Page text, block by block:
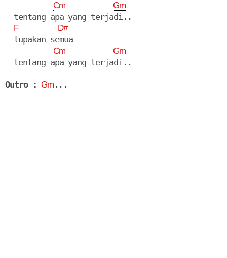
Cm Gm
  tentang apa yang terjadi..
F D#
  lupakan semua
Cm Gm
  tentang apa yang terjadi..
Outro : Gm